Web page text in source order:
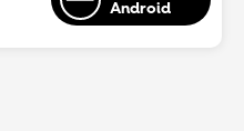
Android